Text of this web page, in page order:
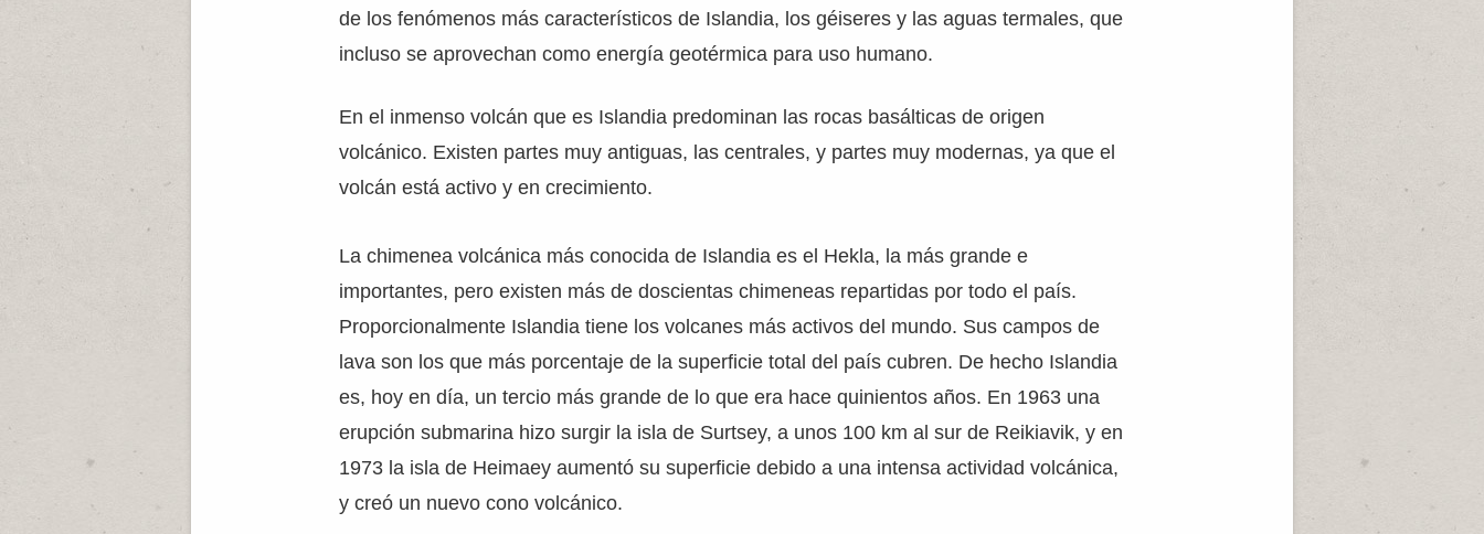
de los fenómenos más característicos de Islandia, los géiseres y las aguas termales, que
incluso se aprovechan como energía geotérmica para uso humano.
En el inmenso volcán que es Islandia predominan las rocas basálticas de origen
volcánico. Existen partes muy antiguas, las centrales, y partes muy modernas, ya que el
volcán está activo y en crecimiento.
La chimenea volcánica más conocida de Islandia es el Hekla, la más grande e
importantes, pero existen más de doscientas chimeneas repartidas por todo el país.
Proporcionalmente Islandia tiene los volcanes más activos del mundo. Sus campos de
lava son los que más porcentaje de la superficie total del país cubren. De hecho Islandia
es, hoy en día, un tercio más grande de lo que era hace quinientos años. En 1963 una
erupción submarina hizo surgir la isla de Surtsey, a unos 100 km al sur de Reikiavik, y en
1973 la isla de Heimaey aumentó su superficie debido a una intensa actividad volcánica,
y creó un nuevo cono volcánico.